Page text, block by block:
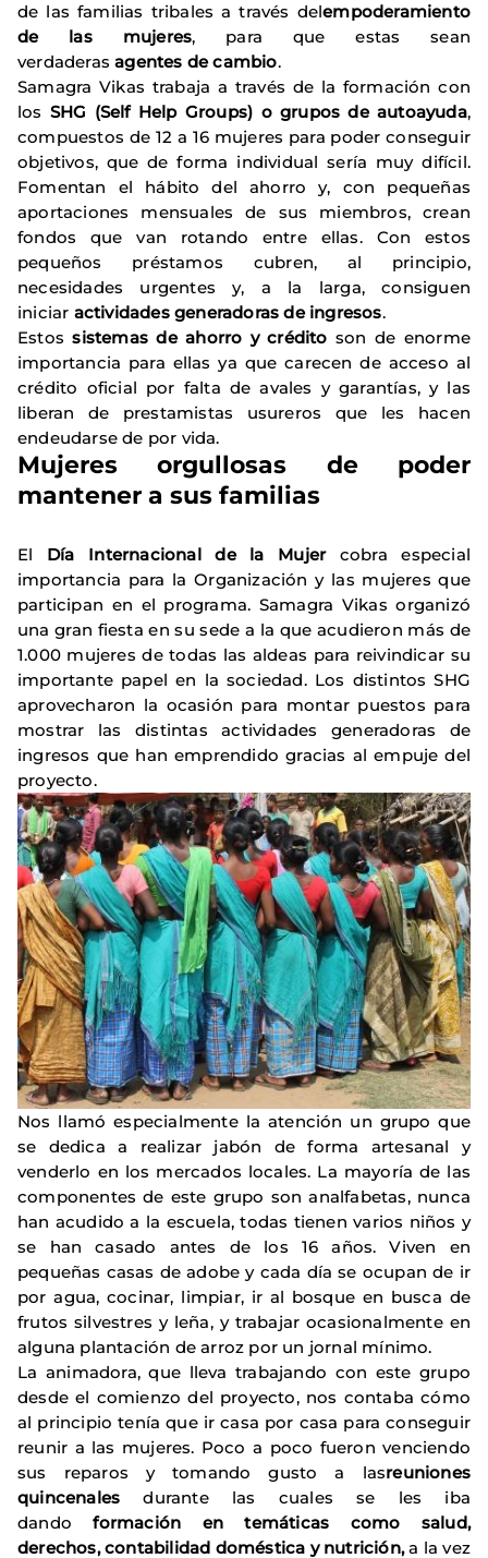
de las familias tribales a través delempoderamiento
de las mujeres, para que estas sean
verdaderasagentes de cambio.
Samagra Vikas trabaja a través de la formación con
los SHG (Self Help Groups) o grupos de autoayuda,
compuestos de 12 a 16 mujeres para poder conseguir
objetivos, que de forma individual sería muy difícil.
Fomentan el hábito del ahorro y, con pequeñas
aportaciones mensuales de sus miembros, crean
fondos que van rotando entre ellas. Con estos
pequeños préstamos cubren, al principio,
necesidades urgentes y, a la larga, consiguen
iniciar actividades generadoras de ingresos.
Estossistemas de ahorro y crédito son de enorme
importancia para ellas ya que carecen de acceso al
crédito oficial por falta de avales y garantías, y las
liberan de prestamistas usureros que les hacen
endeudarse de por vida.
Mujeres orgullosas de poder
mantener a sus familias
El Día Internacional de la Mujercobra especial
importancia para la Organización y las mujeres que
participan en el programa. Samagra Vikas organizó
una gran fiesta en su sede a la que acudieron más de
1.000 mujeres de todas las aldeas para reivindicar su
importante papel en la sociedad. Los distintos SHG
aprovecharon la ocasión para montar puestos para
mostrar las distintas actividades generadoras de
ingresos que han emprendido gracias al empuje del
proyecto.
Nos llamó especialmente la atención un grupo que
se dedica a realizar jabón de forma artesanal y
venderlo en los mercados locales. La mayoría de las
componentes de este grupo son analfabetas, nunca
han acudido a la escuela, todas tienen varios niños y
se han casado antes de los 16 años. Viven en
pequeñas casas de adobe y cada día se ocupan de ir
por agua, cocinar, limpiar, ir al bosque en busca de
frutos silvestres y leña, y trabajar ocasionalmente en
alguna plantación de arroz por un jornal mínimo.
La animadora, que lleva trabajando con este grupo
desde el comienzo del proyecto, nos contaba cómo
al principio tenía que ir casa por casa para conseguir
reunir a las mujeres. Poco a poco fueron venciendo
sus reparos y tomando gusto a lasreuniones
quincenales durante las cuales se les iba
dandoformación en temáticas como salud,
derechos, contabilidad doméstica y nutrición,a la vez